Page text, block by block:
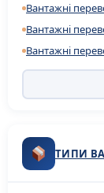
Вантажні
Вантажні
Вантажні
ТИПИ